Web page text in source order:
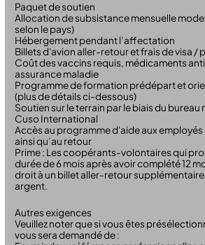
Paquet de soutien
Allocation de subsistance mensuelle
selon le pays)
Hébergement pendant l’affectation
Billets d'avion aller-retour et frais de visa /
Coût des vaccins requis, médicaments
assurance maladie
Programme de formation prédépart et
(plus de détails ci-dessous)
Soutien sur le terrain par le biais du bureau
Cuso International
Accès au programme d'aide aux
ainsi qu’au retour
Prime : Les coopérants-volontaires qui
durée de 6 mois après avoir complété 12
droit à un billet aller-retour supplémentaire
argent.
Autres exigences
Veuillez noter que si vous êtes
vous sera demandé de :